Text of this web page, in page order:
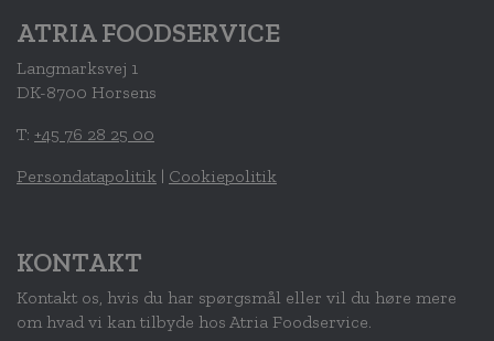
ATRIA FOODSERVICE
Langmarksvej 1
DK-8700 Horsens
T: +45 76 28 25 00
Persondatapolitik | Cookiepolitik
KONTAKT
Kontakt os, hvis du har spørgsmål eller vil du høre mere
om hvad vi kan tilbyde hos Atria Foodservice.